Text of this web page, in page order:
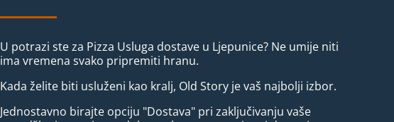
U potrazi ste za Pizza Usluga dostave u Ljepunice? Ne umije niti
ima vremena svako pripremiti hranu.
Kada želite biti usluženi kao kralj, Old Story je vaš najbolji izbor.
Jednostavno birajte opciju "Dostava" pri zaključivanju vaše